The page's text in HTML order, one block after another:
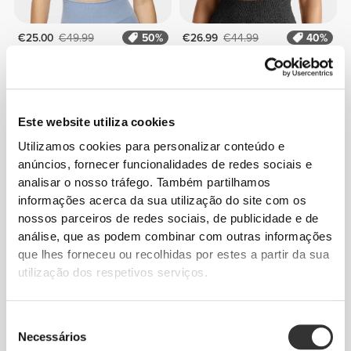
Este website utiliza cookies
Utilizamos cookies para personalizar conteúdo e
anúncios, fornecer funcionalidades de redes sociais e
analisar o nosso tráfego. Também partilhamos
informações acerca da sua utilização do site com os
nossos parceiros de redes sociais, de publicidade e de
análise, que as podem combinar com outras informações
que lhes forneceu ou recolhidas por estes a partir da sua
utilização dos respetivos serviços.
Necessários
€25.00 €49.99
50%
€26.99 €44.99
40%
T-Shirt Crop Alpine NRG
€19.99
T-Shirt Athleisure W
€17.50 €34.99
50%
T-Shirt Crop Nebula